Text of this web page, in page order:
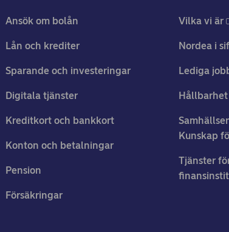
Ansök om bolån
Lån och krediter
Sparande och investeringar
Digitala tjänster
Kreditkort och bankkort
Konton och betalningar
Pension
Försäkringar
Vilka vi är
Nordea i
Lediga
Kunskap
Tjänster